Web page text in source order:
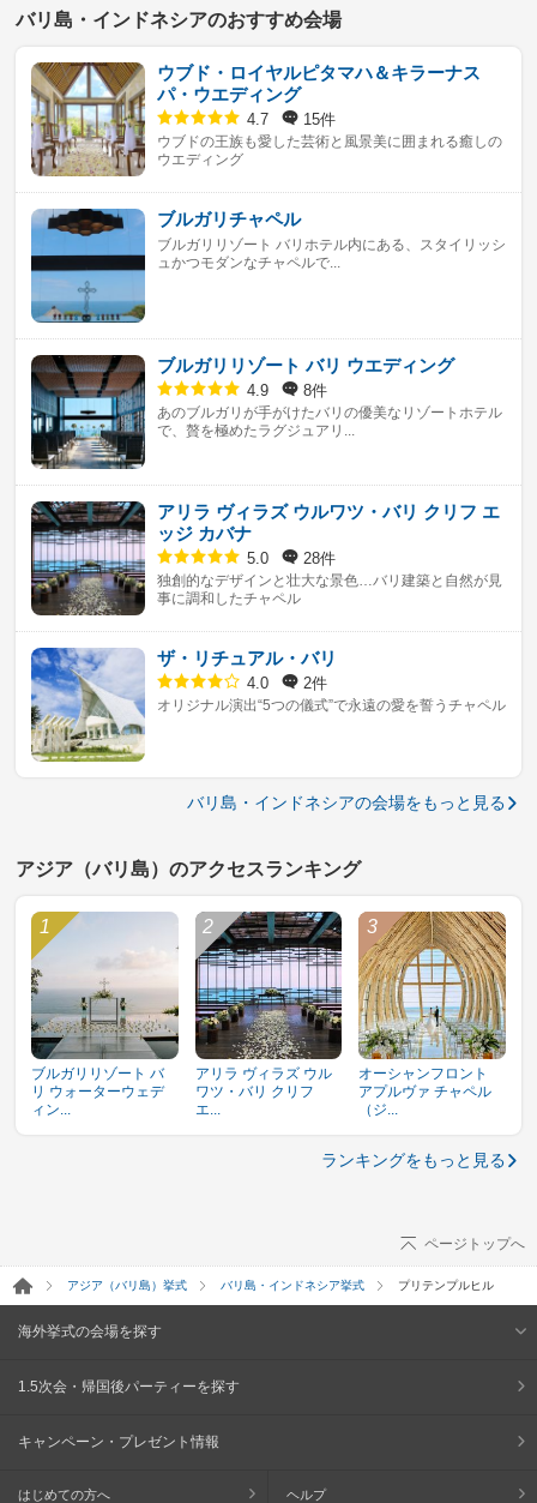
バリ島・インドネシアのおすすめ会場
ウブド・ロイヤルピタマハ＆キラーナス
パ・ウエディング
4.7 15件
ウブドの王族も愛した芸術と風景美に囲まれる癒しの
ウエディング
ブルガリチャペル
ブルガリリゾート バリホテル内にある、スタイリッシ
ュかつモダンなチャペルで...
ブルガリリゾート バリ ウエディング
4.9 8件
あのブルガリが手がけたバリの優美なリゾートホテル
で、贅を極めたラグジュアリ...
アリラ ヴィラズ ウルワツ・バリ クリフ エ
ッジ カバナ
5.0 28件
独創的なデザインと壮大な景色…バリ建築と自然が見
事に調和したチャペル
ザ・リチュアル・バリ
4.0 2件
オリジナル演出“5つの儀式”で永遠の愛を誓うチャペル
バリ島・インドネシアの会場をもっと見る
アジア（バリ島）のアクセスランキング
ブルガリリゾート バ
リ ウォーターウェデ
ィン...
アリラ ヴィラズ ウル
ワツ・バリ クリフ
エ...
オーシャンフロント
アプルヴァ チャペル
（ジ...
ランキングをもっと見る
ページトップへ
アジア（バリ島）挙式 バリ島・インドネシア挙式 プリテンプルヒル
海外挙式の会場を探す
1.5次会・帰国後パーティーを探す
キャンペーン・プレゼント情報
はじめての方へ ヘルプ